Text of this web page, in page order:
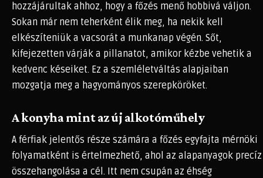
hozzájárultak ahhoz, hogy a főzés menő hobbivá váljon.
Sokan már nem teherként élik meg, ha nekik kell
elkészíteniük a vacsorát a munkanap végén. Sőt,
kifejezetten várják a pillanatot, amikor kézbe vehetik a
kedvenc késeiket. Ez a szemléletváltás alapjaiban
mozgatja meg a hagyományos szerepköröket.
A konyha mint az új alkotóműhely
A férfiak jelentős része számára a főzés egyfajta mérnöki
folyamatként is értelmezhető, ahol az alapanyagok precíz
összehangolása a cél. Itt nem csupán az éhség